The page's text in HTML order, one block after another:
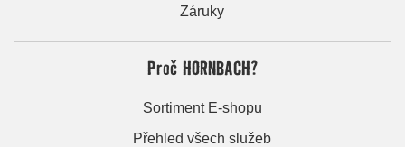
Záruky
Proč HORNBACH?
Sortiment E-shopu
Přehled všech služeb